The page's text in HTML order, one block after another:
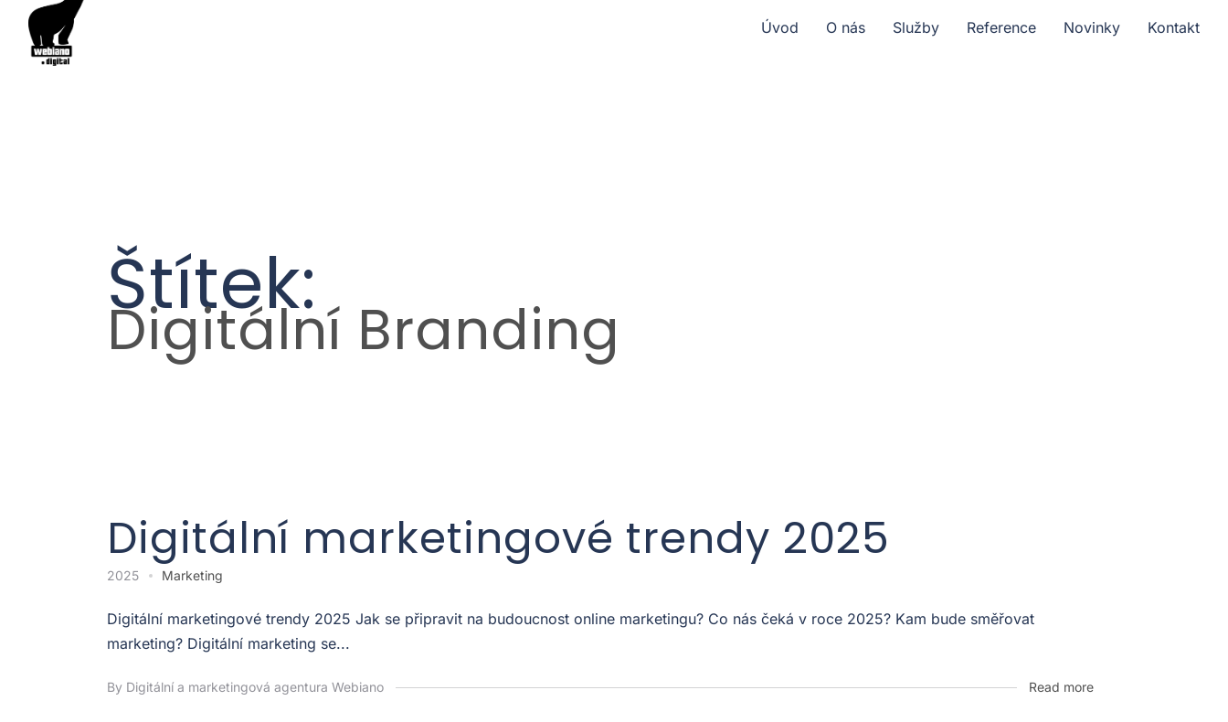
Úvod O nás Služby Reference Novinky Kontakt
Štítek:
Digitální Branding
Digitální marketingové trendy 2025
2025 Marketing
Digitální marketingové trendy 2025 Jak se připravit na budoucnost online marketingu? Co nás čeká v roce 2025? Kam bude směřovat
marketing? Digitální marketing se...
By Digitální a marketingová agentura Webiano Read more